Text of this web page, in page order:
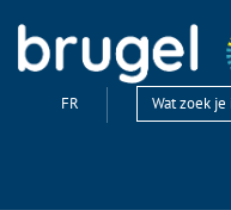
FR